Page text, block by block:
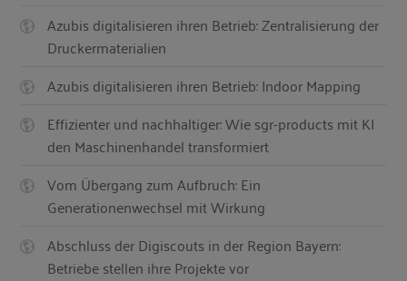
Azubis digitalisieren ihren Betrieb: Zentralisierung der
Druckermaterialien
Azubis digitalisieren ihren Betrieb: Indoor Mapping
Effizienter und nachhaltiger: Wie sgr-products mit KI
den Maschinenhandel transformiert
Vom Übergang zum Aufbruch: Ein
Generationenwechsel mit Wirkung
Abschluss der Digiscouts in der Region Bayern:
Betriebe stellen ihre Projekte vor